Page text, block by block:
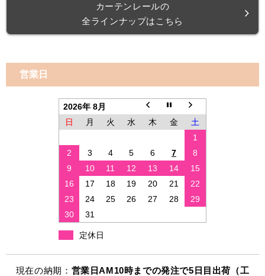
カーテンレールの
全ラインナップはこちら
営業日
2026年 8月
日
月 火 水 木 金
土
1
2
3 4 5 6 7
8
9
10 11 12 13 14
15
16
17 18 19 20 21
22
23
24 25 26 27 28
29
30
31
定休日
現在の納期： 営業日AM10時までの発注で5日目出荷（工